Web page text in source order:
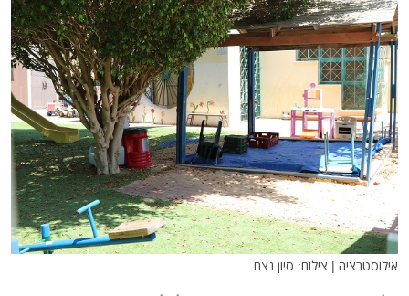
אילוסטרציה | צילום: סיון נצח